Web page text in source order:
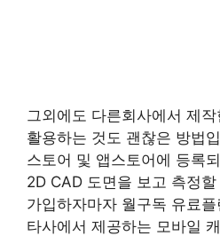
그외에도 다른회사에서 제
활용하는 것도 괜찮은 방법
스토어 및 앱스토어에 등록
2D CAD 도면을 보고 측정
가입하자마자 월구독 유료
타사에서 제공하는 모바일